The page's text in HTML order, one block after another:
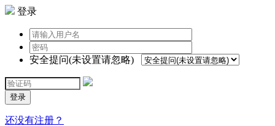
登录
安全提问(未设置请忽略)
登录
还没有注册？